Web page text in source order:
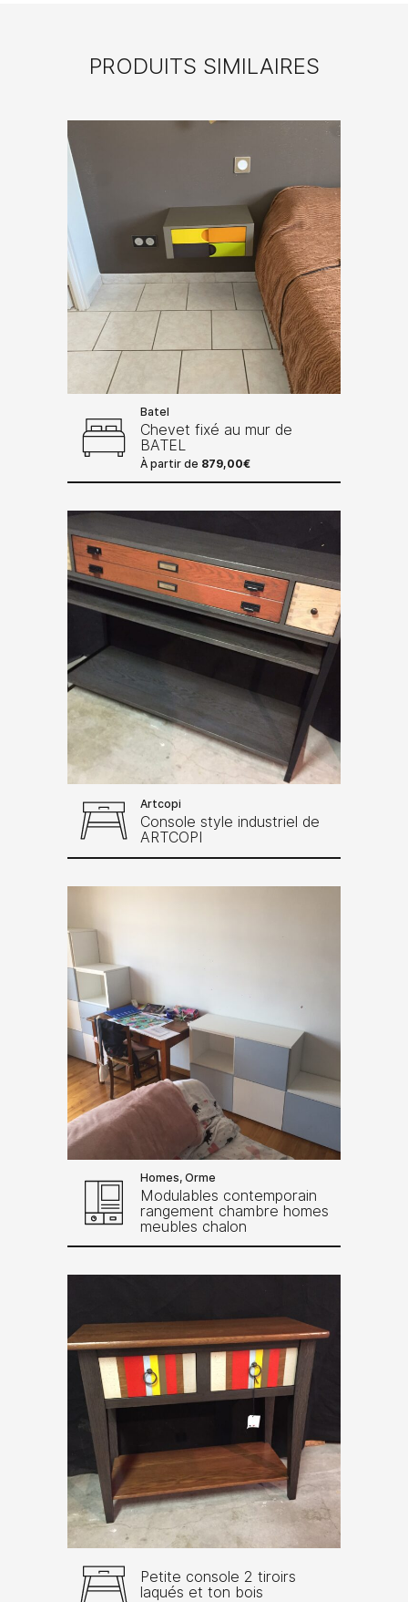
PRODUITS SIMILAIRES
Batel
Chevet fixé au mur de
BATEL
À partir de 879,00€
Artcopi
Console style industriel de
ARTCOPI
Homes, Orme
Modulables contemporain
rangement chambre homes
meubles chalon
Petite console 2 tiroirs
laqués et ton bois